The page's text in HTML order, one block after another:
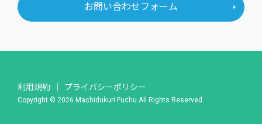
お問い合わせフォーム
利用規約 プライバシーポリシー
Copyright © 2026 Machidukuri Fuchu All Rights Reserved.